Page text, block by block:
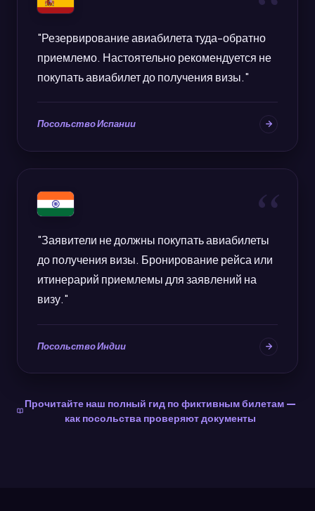
"Резервирование авиабилета туда-обратно
приемлемо. Настоятельно рекомендуется не
покупать авиабилет до получения визы."
Посольство Испании
"Заявители не должны покупать авиабилеты
до получения визы. Бронирование рейса или
итинерарий приемлемы для заявлений на
визу."
Посольство Индии
Прочитайте наш полный гид по фиктивным билетам —
как посольства проверяют документы